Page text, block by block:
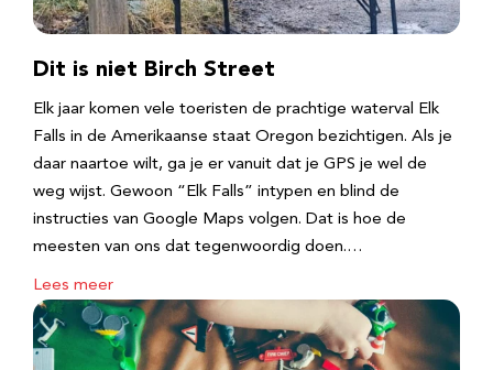
Dit is niet Birch Street
Elk jaar komen vele toeristen de prachtige waterval Elk
Falls in de Amerikaanse staat Oregon bezichtigen. Als je
daar naartoe wilt, ga je er vanuit dat je GPS je wel de
weg wijst. Gewoon “Elk Falls” intypen en blind de
instructies van Google Maps volgen. Dat is hoe de
meesten van ons dat tegenwoordig doen.…
Lees meer